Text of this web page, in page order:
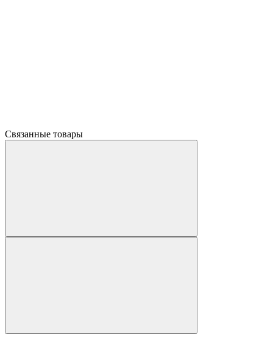
Связанные товары